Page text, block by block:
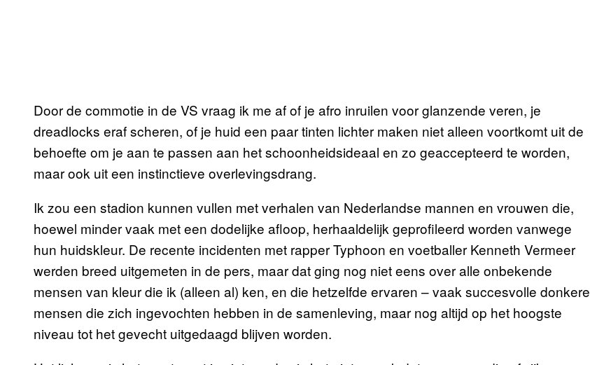
Door de commotie in de VS vraag ik me af of je afro inruilen voor glanzende veren, je
dreadlocks eraf scheren, of je huid een paar tinten lichter maken niet alleen voortkomt uit de
behoefte om je aan te passen aan het schoonheidsideaal en zo geaccepteerd te worden,
maar ook uit een instinctieve overlevingsdrang.
Ik zou een stadion kunnen vullen met verhalen van Nederlandse mannen en vrouwen die,
hoewel minder vaak met een dodelijke afloop, herhaaldelijk geprofileerd worden vanwege
hun huidskleur. De recente incidenten met rapper Typhoon en voetballer Kenneth Vermeer
werden breed uitgemeten in de pers, maar dat ging nog niet eens over alle onbekende
mensen van kleur die ik (alleen al) ken, en die hetzelfde ervaren – vaak succesvolle donkere
mensen die zich ingevochten hebben in de samenleving, maar nog altijd op het hoogste
niveau tot het gevecht uitgedaagd blijven worden.